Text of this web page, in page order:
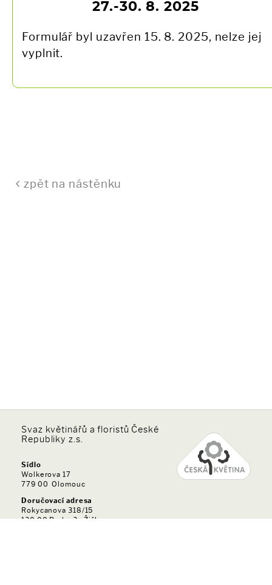
27.-30. 8. 2025
Formulář byl uzavřen 15. 8. 2025, nelze jej
vyplnit.
zpět na nástěnku
Svaz květinářů a floristů České
Republiky z.s.
Sídlo
Wolkerova 17
779 00 Olomouc
Doručovací adresa
Rokycanova 318/15
130 00 Praha 3 - Žižkov